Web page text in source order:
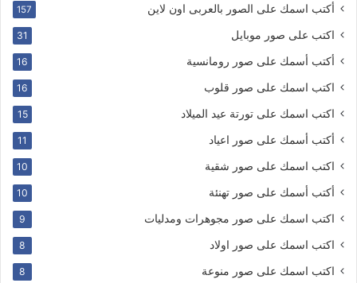
أكتب اسمك على الصور بالعربى اون لاين 157
اكتب على صور موبايل 31
أكتب أسمك على صور رومانسية 16
اكتب اسمك على صور قلوب 16
اكتب اسمك على تورتة عيد الميلاد 15
أكتب أسمك على صور اعياد 11
اكتب اسمك على صور شقية 10
أكتب أسمك على صور تهنئة 10
اكتب اسمك على صور مجوهرات ومدليات 9
اكتب اسمك على صور اولاد 8
اكتب اسمك على صور منوعة 8